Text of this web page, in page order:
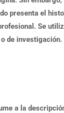
presenta el
Se
de investigación.
a la